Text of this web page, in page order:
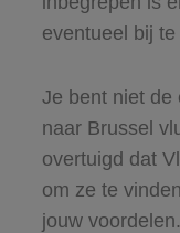
eventueel bij te
Je bent niet de
naar Brussel
overtuigd dat
om ze te
jouw voordelen.